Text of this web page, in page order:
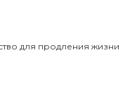
для продления жизни